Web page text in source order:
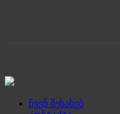
ჩვენ შესახებ